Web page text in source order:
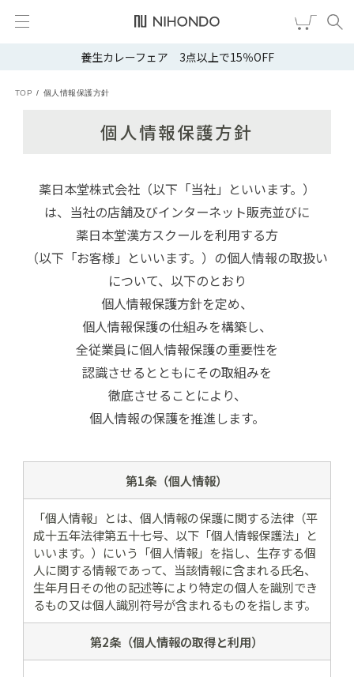
養生カレーフェア 3点以上で15％OFF
TOP 個人情報保護方針
個人情報保護方針
薬日本堂株式会社（以下「当社」といいます。）
は、当社の店舗及びインターネット販売並びに
薬日本堂漢方スクールを利用する方
（以下「お客様」といいます。）の個人情報の取扱い
について、以下のとおり
個人情報保護方針を定め、
個人情報保護の仕組みを構築し、
全従業員に個人情報保護の重要性を
認識させるとともにその取組みを
徹底させることにより、
個人情報の保護を推進します。
第1条（個人情報）
「個人情報」とは、個人情報の保護に関する法律（平
成十五年法律第五十七号、以下「個人情報保護法」と
いいます。）にいう「個人情報」を指し、生存する個
人に関する情報であって、当該情報に含まれる氏名、
生年月日その他の記述等により特定の個人を識別でき
るもの又は個人識別符号が含まれるものを指します。
第2条（個人情報の取得と利用）
新規会員登録 ログイン
健康食品
スキンケア
ヘア・ボディケア
ブランドから選ぶ
ショッピングガイド